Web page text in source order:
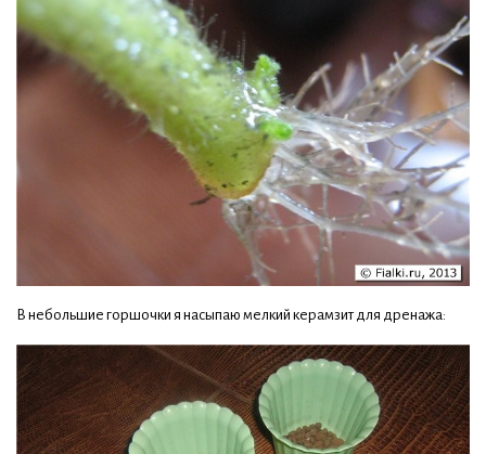
В небольшие горшочки я насыпаю мелкий керамзит для дренажа: